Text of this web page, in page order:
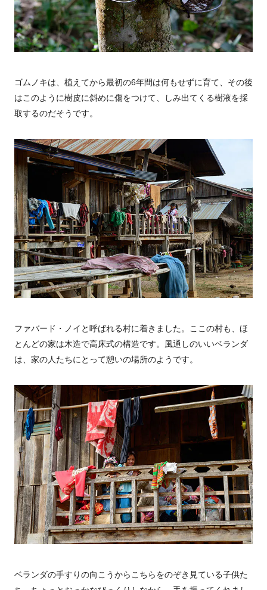
ゴムノキは、植えてから最初の6年間は何もせずに育て、その後
はこのように樹皮に斜めに傷をつけて、しみ出てくる樹液を採
取するのだそうです。
ファバード・ノイと呼ばれる村に着きました。ここの村も、ほ
とんどの家は木造で高床式の構造です。風通しのいいベランダ
は、家の人たちにとって憩いの場所のようです。
ベランダの手すりの向こうからこちらをのぞき見ている子供た